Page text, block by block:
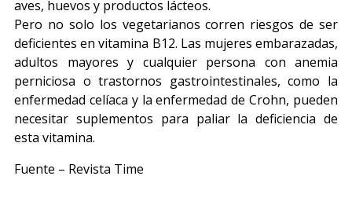
aves, huevos y productos lácteos.
Pero no solo los vegetarianos corren riesgos de ser
deficientes en vitamina B12. Las mujeres embarazadas,
adultos mayores y cualquier persona con anemia
perniciosa o trastornos gastrointestinales, como la
enfermedad celíaca y la enfermedad de Crohn, pueden
necesitar suplementos para paliar la deficiencia de
esta vitamina.
Fuente – Revista Time